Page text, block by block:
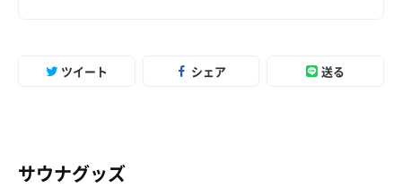
ツイート シェア 送る
サウナグッズ